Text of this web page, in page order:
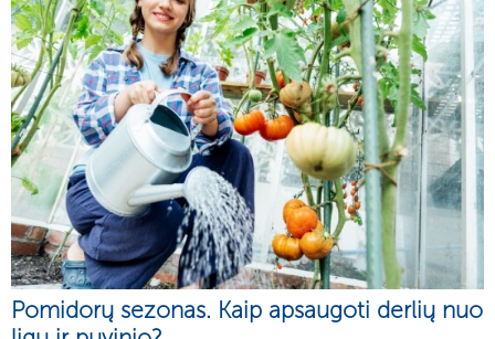
Pomidorų sezonas. Kaip apsaugoti derlių nuo